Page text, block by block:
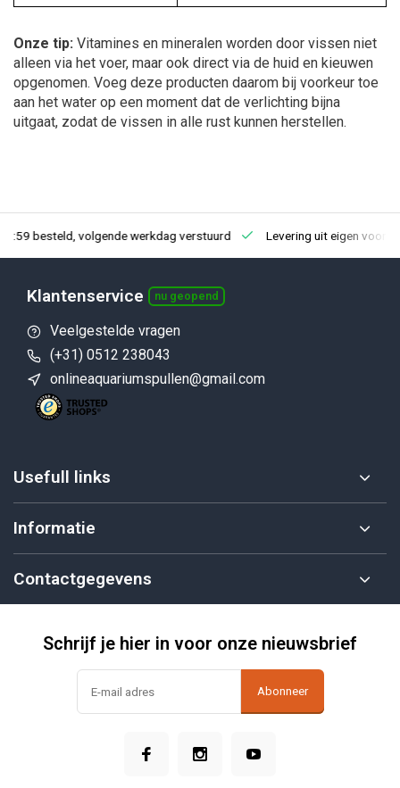
Onze tip: Vitamines en mineralen worden door vissen niet
alleen via het voer, maar ook direct via de huid en kieuwen
opgenomen. Voeg deze producten daarom bij voorkeur toe
aan het water op een moment dat de verlichting bijna
uitgaat, zodat de vissen in alle rust kunnen herstellen.
besteld, volgende werkdag verstuurd Levering uit eigen
Klantenservice nu geopend
Veelgestelde vragen
(+31) 0512 238043
onlineaquariumspullen@gmail.com
Usefull links
Informatie
Contactgegevens
Schrijf je hier in voor onze nieuwsbrief
Abonneer